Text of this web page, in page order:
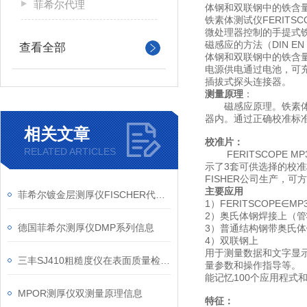
菲希尔代理
查看全部
相关文章
RELATED ARTICLES
德国菲希尔测厚仪DMP系列信息
MPOR测厚仪双测量原理信息
体钢和双联钢中的铁含
铁素体测试仪
微处理器控制的手提式
磁感应的方法（DIN
体钢和双联钢中的铁含
电源供电通过电池，可
插拔式探头连接器。
测量原理 ：
磁感应原理。铁素体
器内。通过正确校准标
校准片：
FERITSCOPE MP30
示了3套可供选择的校
FISHER公司生产，可
主要应用
1）
2）奥氏体钢焊接上（
3）普通结构钢带奥氏
4）双联钢上
用于测量数据和文字显
量参数和操作指导等。
能记忆100个应用程式
特征：